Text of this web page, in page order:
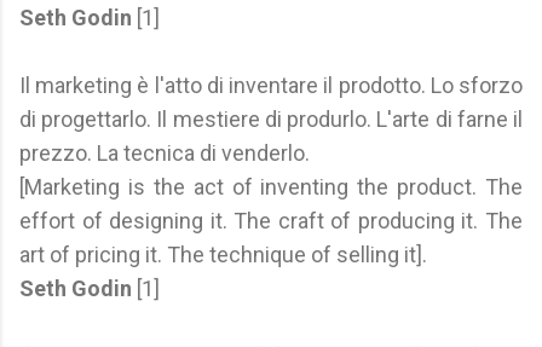
Seth Godin [1]
Il marketing è l'atto di inventare il prodotto. Lo sforzo
di progettarlo. Il mestiere di produrlo. L'arte di farne il
prezzo. La tecnica di venderlo.
[Marketing is the act of inventing the product. The
effort of designing it. The craft of producing it. The
art of pricing it. The technique of selling it].
Seth Godin [1]